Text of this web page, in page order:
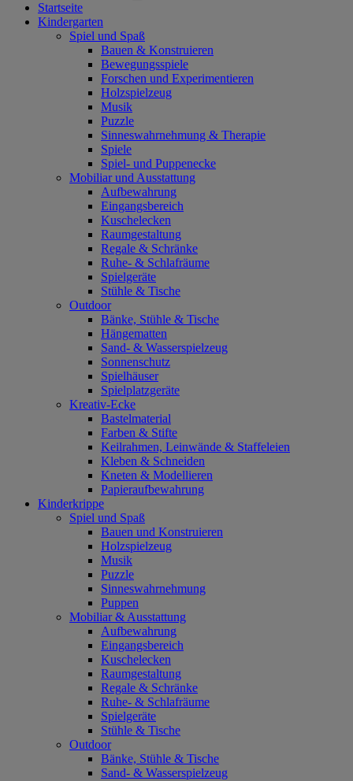
Startseite
Kindergarten
Spiel und Spaß
Bauen & Konstruieren
Bewegungsspiele
Forschen und Experimentieren
Holzspielzeug
Musik
Puzzle
Sinneswahrnehmung & Therapie
Spiele
Spiel- und Puppenecke
Mobiliar und Ausstattung
Aufbewahrung
Eingangsbereich
Kuschelecken
Raumgestaltung
Regale & Schränke
Ruhe- & Schlafräume
Spielgeräte
Stühle & Tische
Outdoor
Bänke, Stühle & Tische
Hängematten
Sand- & Wasserspielzeug
Sonnenschutz
Spielhäuser
Spielplatzgeräte
Kreativ-Ecke
Bastelmaterial
Farben & Stifte
Keilrahmen, Leinwände & Staffeleien
Kleben & Schneiden
Kneten & Modellieren
Papieraufbewahrung
Kinderkrippe
Spiel und Spaß
Bauen und Konstruieren
Holzspielzeug
Musik
Puzzle
Sinneswahrnehmung
Puppen
Mobiliar & Ausstattung
Aufbewahrung
Eingangsbereich
Kuschelecken
Raumgestaltung
Regale & Schränke
Ruhe- & Schlafräume
Spielgeräte
Stühle & Tische
Outdoor
Bänke, Stühle & Tische
Sand- & Wasserspielzeug